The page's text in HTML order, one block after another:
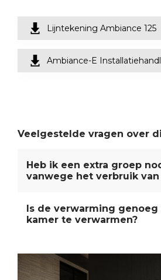
Lijntekening Ambiance 125
Ambiance-E
Veelgestelde vragen over
Heb ik een extra groep
vanwege het verbruik van
Is de verwarming
kamer te verwarmen?